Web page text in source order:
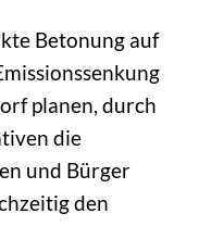
Betonung auf
planen, durch
die
und Bürger
den